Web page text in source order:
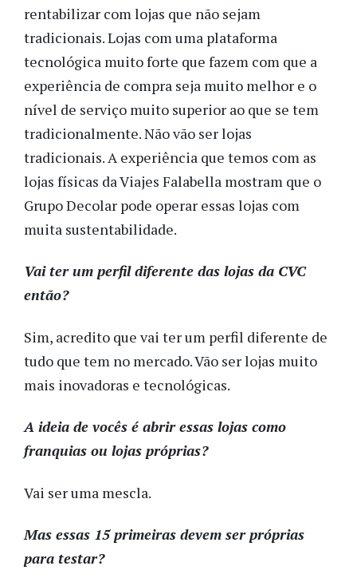
rentabilizar com lojas que não sejam
tradicionais. Lojas com uma plataforma
tecnológica muito forte que fazem com que a
experiência de compra seja muito melhor e o
nível de serviço muito superior ao que se tem
tradicionalmente. Não vão ser lojas
tradicionais. A experiência que temos com as
lojas físicas da Viajes Falabella mostram que o
Grupo Decolar pode operar essas lojas com
muita sustentabilidade.
Vai ter um perfil diferente das lojas da CVC
então?
Sim, acredito que vai ter um perfil diferente de
tudo que tem no mercado. Vão ser lojas muito
mais inovadoras e tecnológicas.
A ideia de vocês é abrir essas lojas como
franquias ou lojas próprias?
Vai ser uma mescla.
Mas essas 15 primeiras devem ser próprias
para testar?